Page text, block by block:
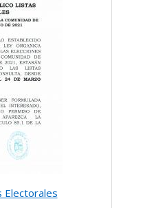
Electorales